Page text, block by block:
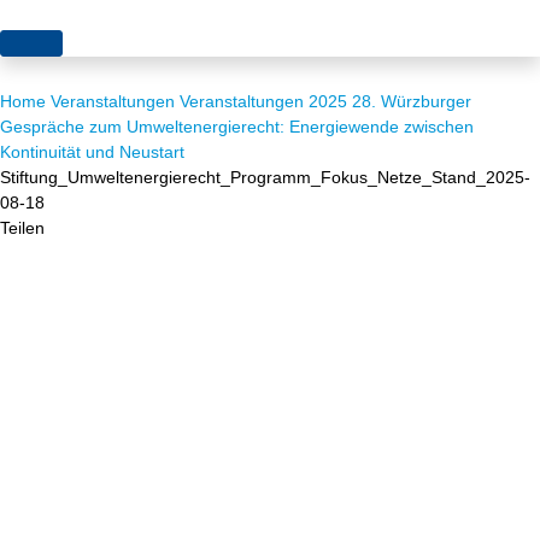
Themen
Akzeptanz
Europa
Projekte
Publikationen
News
Home Veranstaltungen Veranstaltungen 2025 28. Würzburger
Gespräche zum Umweltenergierecht: Energiewende zwischen
Kontinuität und Neustart
Stiftung_Umweltenergierecht_Programm_Fokus_Netze_Stand_2025-
08-18
Teilen